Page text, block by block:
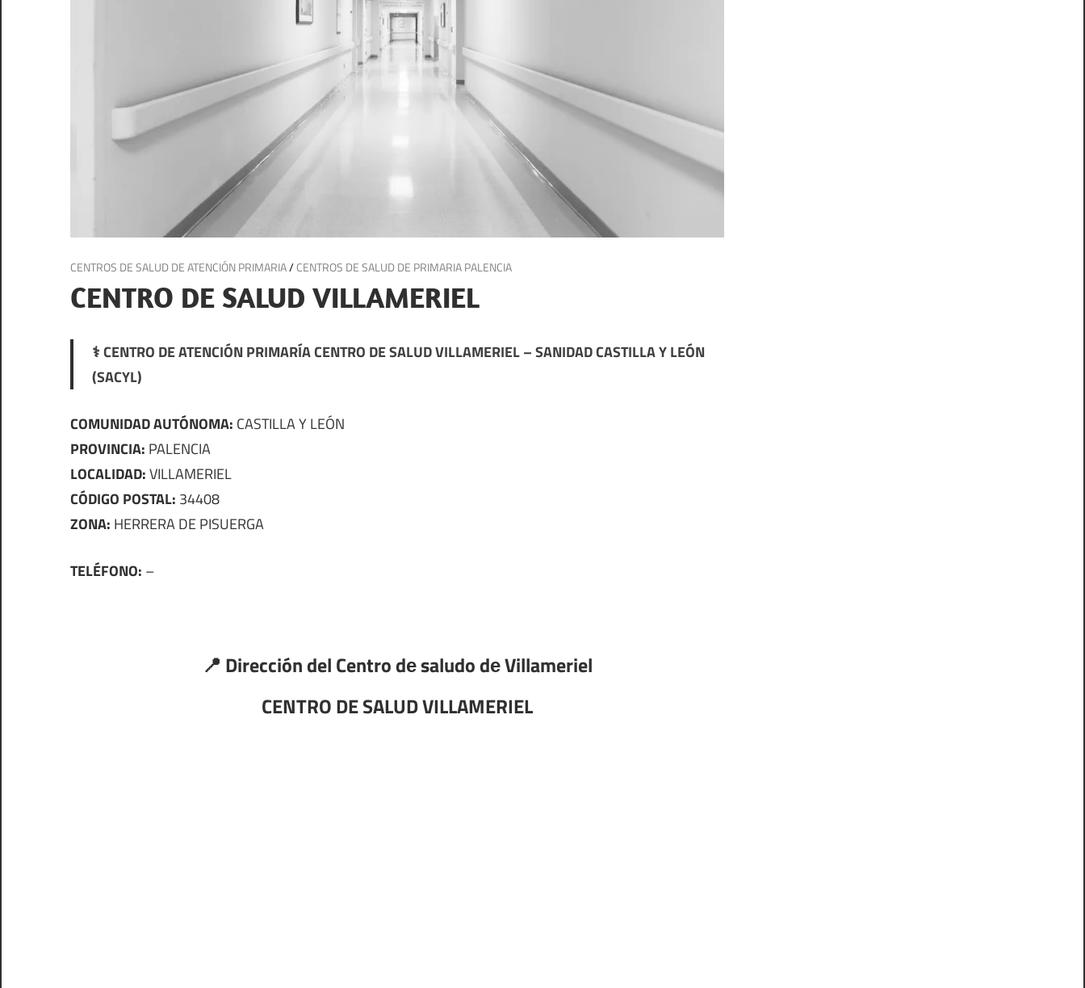
3 de julio de 2025
CENTROS DE SALUD DE ATENCIÓN PRIMARIA/CENTROS DE SALUD DE PRIMARIA PALENCIA
CENTRO DE SALUD VILLAMERIEL
⚕️ CENTRO DE ATENCIÓN PRIMARÍA CENTRO DE SALUD VILLAMERIEL – SANIDAD CASTILLA Y LEÓN
(SACYL)
COMUNIDAD AUTÓNOMA: CASTILLA Y LEÓN
PROVINCIA: PALENCIA
LOCALIDAD:VILLAMERIEL
CÓDIGO POSTAL: 34408
ZONA: HERRERA DE PISUERGA
TELÉFONO: –
📍 Dirección del Centro dе saludo dе Villameriel
CENTRO DE SALUD VILLAMERIEL